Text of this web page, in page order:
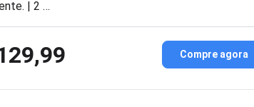
| 2 …
Compre agora